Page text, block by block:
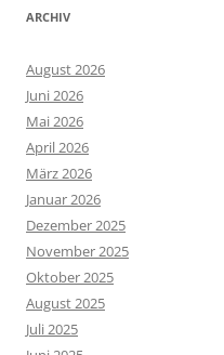
ARCHIV
August 2026
Juni 2026
Mai 2026
April 2026
März 2026
Januar 2026
Dezember 2025
November 2025
Oktober 2025
August 2025
Juli 2025